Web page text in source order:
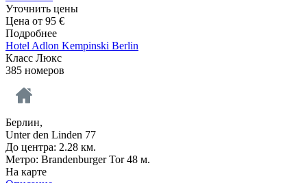
Уточнить цены
Цена от 95 €
Подробнее
Hotel Adlon Kempinski Berlin
Класс Люкс
385 номеров
Берлин,
Unter den Linden 77
До центра: 2.28 км.
Метро: Brandenburger Tor 48 м.
На карте